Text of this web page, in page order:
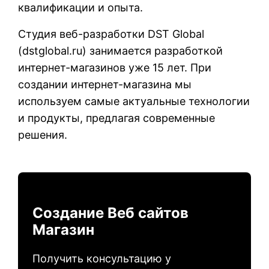
квалификации и опыта.
Студия веб-разработки DST Global
(dstglobal.ru) занимается разработкой
интернет-магазинов уже 15 лет. При
создании интернет-магазина мы
используем самые актуальные технологии
и продукты, предлагая современные
решения.
Создание Веб сайтов
Магазин
Получить консультацию у